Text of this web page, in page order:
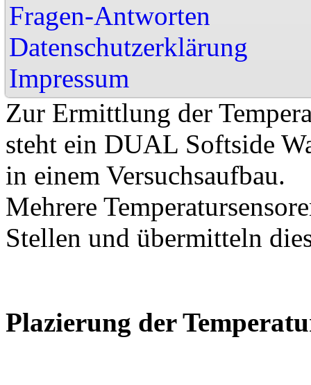
Fragen-Antworten
Datenschutzerklärung
Zur Ermittlung der
steht ein DUAL Softside
in einem Versuchsaufbau.
Mehrere
Stellen und übermitteln
Plazierung der